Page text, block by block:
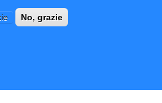
No, grazie